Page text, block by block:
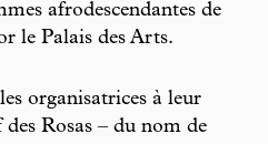
afrodescendantes de
le Palais des Arts.
organisatrices à leur
Rosas – du nom de